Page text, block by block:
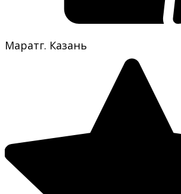
Маратг. Казань